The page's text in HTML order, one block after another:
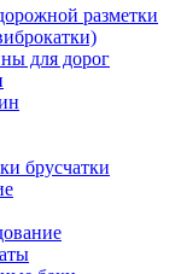
разметки
для дорог
брусчатки